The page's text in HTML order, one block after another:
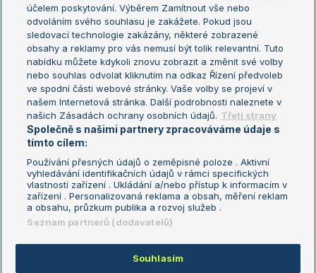
Turnaj mistrů
Turnaj mistryň
Aktualní trendy
Fotbalové přestupy
Livesport Daily
LS Prague Open
Podmínky užití
Nastavení soukromí
GDPR a žurnalistika
Reklama
Kontakt
Informace o zpracování osobních
údajů
účelem poskytování. Výběrem Zamítnout vše nebo
odvoláním svého souhlasu je zakážete. Pokud jsou
sledovací technologie zakázány, některé zobrazené
obsahy a reklamy pro vás nemusí být tolik relevantní. Tuto
nabídku můžete kdykoli znovu zobrazit a změnit své volby
nebo souhlas odvolat kliknutím na odkaz Řízení předvoleb
ve spodní části webové stránky. Vaše volby se projeví v
našem Internetová stránka. Další podrobnosti naleznete v
našich Zásadách ochrany osobních údajů. Třetí strany
Společně s našimi partnery zpracováváme údaje s
tímto cílem:
Používání přesných údajů o zeměpisné poloze . Aktivní
vyhledávání identifikačních údajů v rámci specifických
vlastností zařízení . Ukládání a/nebo přístup k informacím v
zařízení . Personalizovaná reklama a obsah, měření reklam
a obsahu, průzkum publika a rozvoj služeb .
Seznam partnerů (dodavatelů)
Souhlasím